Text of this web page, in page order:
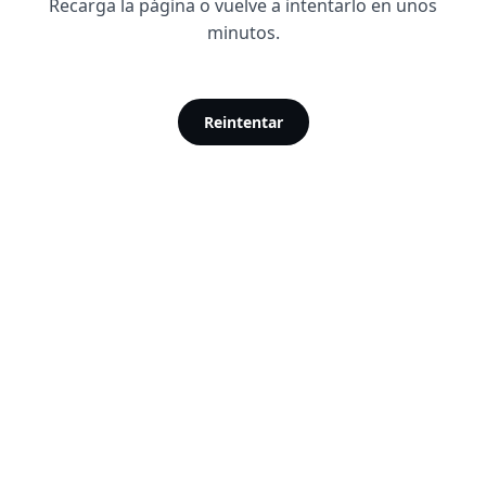
Recarga la página o vuelve a intentarlo en unos
minutos.
Reintentar